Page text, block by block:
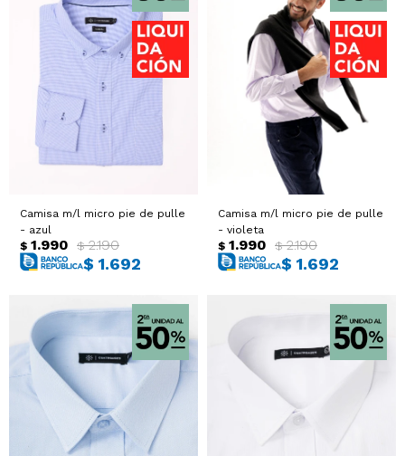
Camisa m/l micro pie de pulle
- azul
$ 1.990 $ 2.190
$ 1.692
Camisa m/l micro pie de pulle
- violeta
$ 1.990 $ 2.190
$ 1.692